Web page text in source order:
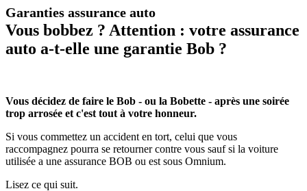
Garanties assurance auto
Vous bobbez ? Attention : votre assurance
auto a-t-elle une garantie Bob ?
Vous décidez de faire le Bob - ou la Bobette - après une soirée
trop arrosée et c'est tout à votre honneur.
Si vous commettez un accident en tort, celui que vous
raccompagnez pourra se retourner contre vous sauf si la voiture
utilisée a une assurance BOB ou est sous Omnium.
Lisez ce qui suit.